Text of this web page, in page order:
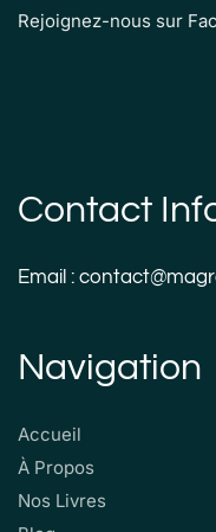
Rejoignez-nous sur
Contact
Email :
Navigation
Accueil
À Propos
Nos Livres